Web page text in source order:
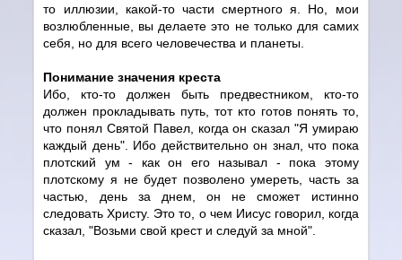
то иллюзии, какой-то части смертного я. Но, мои
возлюбленные, вы делаете это не только для самих
себя, но для всего человечества и планеты.
Понимание значения креста
Ибо, кто-то должен быть предвестником, кто-то
должен прокладывать путь, тот кто готов понять то,
что понял Святой Павел, когда он сказал "Я умираю
каждый день". Ибо действительно он знал, что пока
плотский ум - как он его называл - пока этому
плотскому я не будет позволено умереть, часть за
частью, день за днем, он не сможет истинно
следовать Христу. Это то, о чем Иисус говорил, когда
сказал, "Возьми свой крест и следуй за мной".